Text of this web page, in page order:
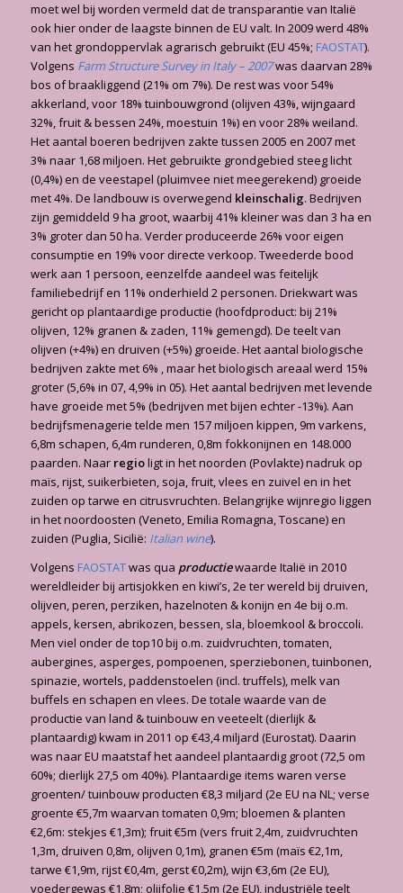
moet wel bij worden vermeld dat de transparantie van Italië
ook hier onder de laagste binnen de EU valt. In 2009 werd 48%
van het grondoppervlak agrarisch gebruikt (EU 45%; FAOSTAT).
Volgens Farm Structure Survey in Italy – 2007was daarvan 28%
bos of braakliggend (21% om 7%). De rest was voor 54%
akkerland, voor 18% tuinbouwgrond (olijven 43%, wijngaard
32%, fruit & bessen 24%, moestuin 1%) en voor 28% weiland.
Het aantal boeren bedrijven zakte tussen 2005 en 2007 met
3% naar 1,68 miljoen. Het gebruikte grondgebied steeg licht
(0,4%) en de veestapel (pluimvee niet meegerekend) groeide
met 4%. De landbouw is overwegend kleinschalig. Bedrijven
zijn gemiddeld 9 ha groot, waarbij 41% kleiner was dan 3 ha en
3% groter dan 50 ha. Verder produceerde 26% voor eigen
consumptie en 19% voor directe verkoop. Tweederde bood
werk aan 1 persoon, eenzelfde aandeel was feitelijk
familiebedrijf en 11% onderhield 2 personen. Driekwart was
gericht op plantaardige productie (hoofdproduct: bij 21%
olijven, 12% granen & zaden, 11% gemengd). De teelt van
olijven (+4%) en druiven (+5%) groeide. Het aantal biologische
bedrijven zakte met 6% , maar het biologisch areaal werd 15%
groter (5,6% in 07, 4,9% in 05). Het aantal bedrijven met levende
have groeide met 5% (bedrijven met bijen echter -13%). Aan
bedrijfsmenagerie telde men 157 miljoen kippen, 9m varkens,
6,8m schapen, 6,4m runderen, 0,8m fokkonijnen en 148.000
paarden. Naar regioligt in het noorden (Povlakte) nadruk op
maïs, rijst, suikerbieten, soja, fruit, vlees en zuivel en in het
zuiden op tarwe en citrusvruchten. Belangrijke wijnregio liggen
in het noordoosten (Veneto, Emilia Romagna, Toscane) en
zuiden (Puglia, Sicilië: Italian wine).
Volgens FAOSTATwas qua productiewaarde Italië in 2010
wereldleider bij artisjokken en kiwi’s, 2e ter wereld bij druiven,
olijven, peren, perziken, hazelnoten & konijn en 4e bij o.m.
appels, kersen, abrikozen, bessen, sla, bloemkool & broccoli.
Men viel onder de top10 bij o.m. zuidvruchten, tomaten,
aubergines, asperges, pompoenen, sperziebonen, tuinbonen,
spinazie, wortels, paddenstoelen (incl. truffels), melk van
buffels en schapen en vlees. De totale waarde van de
productie van land & tuinbouw en veeteelt (dierlijk &
plantaardig) kwam in 2011 op €43,4 miljard (Eurostat). Daarin
was naar EU maatstaf het aandeel plantaardig groot (72,5 om
60%; dierlijk 27,5 om 40%). Plantaardige items waren verse
groenten/ tuinbouw producten €8,3 miljard (2e EU na NL; verse
groente €5,7m waarvan tomaten 0,9m; bloemen & planten
€2,6m: stekjes €1,3m); fruit €5m (vers fruit 2,4m, zuidvruchten
1,3m, druiven 0,8m, olijven 0,1m), granen €5m (maïs €2,1m,
tarwe €1,9m, rijst €0,4m, gerst €0,2m), wijn €3,6m (2e EU),
voedergewas €1,8m; olijfolie €1,5m (2e EU), industriële teelt